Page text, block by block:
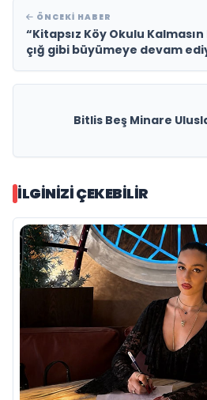
ÖNCEKI HABER
“Kitapsız Köy Okulu
çığ gibi büyümeye devam
Bitlis Beş Minare
İLGINIZI ÇEKEBILIR